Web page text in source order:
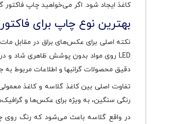
کاغذ ایجاد شود. اگر می‌خواهید چاپ فاکتور
بهترین نوع چاپ برای
LED روی مواد بدون پوشش ظاهری شاد و درعین‌حال مدرن را به کاغذ شما می‌دهد که باعث جذابیت بیشتر و استفاده طولانی مدت‌تر می‌شود.
دقیق محصولات گرانبها و اطلاعات مربوط
تفاوت اصلی بین کاغذ گلاسه و کاغذ
رنگی سنگین، به ویژه برای عکس‌ها و
در واقع گلاسه باعث می‌شود که رنگ روی